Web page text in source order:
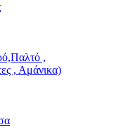
,
, Αμάνικα)